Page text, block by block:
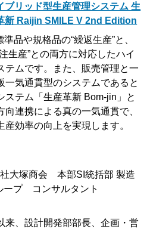
ブリッド型生産管理システム 生
新 Raijin SMILE V 2nd Edition
品や規格品の“繰返生産”と、
生産”との両方に対応したハイ
テムです。また、販売管理と一
一気通貫型のシステムであると
ステム「生産革新 Bom-jin」と
連携による真の一気通貫で、
効率の向上を実現します。
大塚商会 本部SI統括部 製造
ープ コンサルタント
来、設計開発部部長、企画・営